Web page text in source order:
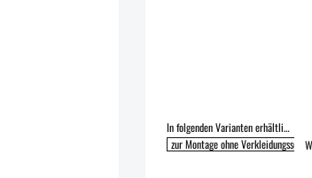
In folgenden Varianten erhältlich:
zur Montage ohne